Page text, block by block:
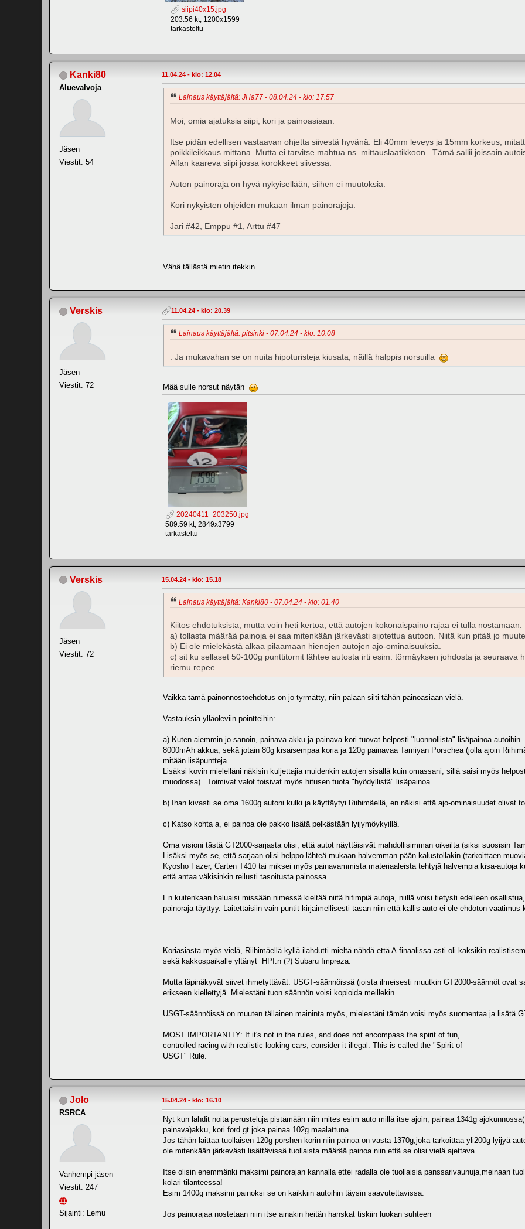
siipi40x15.jpg
203.56 kt, 1200x1599
tarkasteltu
Kanki80
Aluevalvoja
Jäsen
Viestit: 54
11.04.24 - klo: 12.04
Lainaus käyttäjältä: JHa77 - 08.04.24 - klo: 17.57
Moi, omia ajatuksia siipi, kori ja painoasiaan.
Itse pidän edellisen vastaavan ohjetta siivestä hyvänä. Eli 40mm leveys ja 15mm korkeus,
poikkileikkaus mittana. Mutta ei tarvitse mahtua ns. mittauslaatikkoon. Tämä sallii joissain
Alfan kaareva siipi jossa korokkeet siivessä.
Auton painoraja on hyvä nykyisellään, siihen ei muutoksia.
Kori nykyisten ohjeiden mukaan ilman painorajoja.
Jari #42, Emppu #1, Arttu #47
Vähä tällästä mietin itekkin.
Verskis
Jäsen
Viestit: 72
11.04.24 - klo: 20.39
Lainaus käyttäjältä: pitsinki - 07.04.24 - klo: 10.08
. Ja mukavahan se on nuita hipoturisteja kiusata, näillä halppis norsuilla
Mää sulle norsut näytän
20240411_203250.jpg
589.59 kt, 2849x3799
tarkasteltu
Verskis
Jäsen
Viestit: 72
15.04.24 - klo: 15.18
Lainaus käyttäjältä: Kanki80 - 07.04.24 - klo: 01.40
Kiitos ehdotuksista, mutta voin heti kertoa, että autojen kokonaispaino rajaa ei tulla nostamaan.
a) tollasta määrää painoja ei saa mitenkään järkevästi sijotettua autoon. Niitä kun pitää jo
b) Ei ole mielekästä alkaa pilaamaan hienojen autojen ajo-ominaisuuksia.
c) sit ku sellaset 50-100g punttitornit lähtee autosta irti esim. törmäyksen johdosta ja seuraava
riemu repee.
Vaikka tämä painonnostoehdotus on jo tyrmätty, niin palaan silti tähän painoasiaan vielä.
Vastauksia ylläoleviin pointteihin:
a) Kuten aiemmin jo sanoin, painava akku ja painava kori tuovat helposti "luonnollista" lisäpainoa
8000mAh akkua, sekä jotain 80g kisaisempaa koria ja 120g painavaa Tamiyan Porschea (jolla ajoin
mitään lisäpuntteja.
Lisäksi kovin mielelläni näkisin kuljettajia muidenkin autojen sisällä kuin omassani, sillä saisi myös
muodossa). Toimivat valot toisivat myös hitusen tuota "hyödyllistä" lisäpainoa.
b) Ihan kivasti se oma 1600g autoni kulki ja käyttäytyi Riihimäellä, en näkisi että ajo-ominaisuudet olivat
c) Katso kohta a, ei painoa ole pakko lisätä pelkästään lyijymöykyillä.
Oma visioni tästä GT2000-sarjasta olisi, että autot näyttäisivät mahdollisimman oikeilta (siksi suosisin
Lisäksi myös se, että sarjaan olisi helppo lähteä mukaan halvemman pään kalustollakin (tarkoittaen
Kyosho Fazer, Carten T410 tai miksei myös painavammista materiaaleista tehtyjä halvempia kisa-autoja
että antaa väkisinkin reilusti tasoitusta painossa.
En kuitenkaan haluaisi missään nimessä kieltää niitä hifimpiä autoja, niillä voisi tietysti edelleen
painoraja täyttyy. Laitettaisiin vain puntit kirjaimellisesti tasan niin että kallis auto ei ole ehdoton vaatimus
Koriasiasta myös vielä, Riihimäellä kyllä ilahdutti mieltä nähdä että A-finaalissa asti oli kaksikin
sekä kakkospaikalle yltänyt HPI:n (?) Subaru Impreza.
Mutta läpinäkyvät siivet ihmetyttävät. USGT-säännöissä (joista ilmeisesti muutkin GT2000-säännöt ovat
erikseen kiellettyjä. Mielestäni tuon säännön voisi kopioida meillekin.
USGT-säännöissä on muuten tällainen maininta myös, mielestäni tämän voisi myös suomentaa ja lisätä
MOST IMPORTANTLY: If it's not in the rules, and does not encompass the spirit of fun,
controlled racing with realistic looking cars, consider it illegal. This is called the "Spirit of
USGT" Rule.
Jolo
RSRCA
Vanhempi jäsen
Viestit: 247
Sijainti: Lemu
15.04.24 - klo: 16.10
Nyt kun lähdit noita perusteluja pistämään niin mites esim auto millä itse ajoin, painaa 1341g
painava)akku, kori ford gt joka painaa 102g maalattuna.
Jos tähän laittaa tuollaisen 120g porshen korin niin painoa on vasta 1370g,joka tarkoittaa yli200g lyijyä
ole mitenkään järkevästi lisättävissä tuollaista määrää painoa niin että se olisi vielä ajettava
Itse olisin enemmänki maksimi painorajan kannalla ettei radalla ole tuollaisia panssarivaunuja,meinaan
kolari tilanteessa!
Esim 1400g maksimi painoksi se on kaikkiin autoihin täysin saavutettavissa.
Jos painorajaa nostetaan niin itse ainakin heitän hanskat tiskiin luokan suhteen